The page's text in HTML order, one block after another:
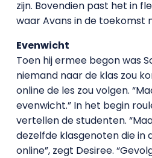
zijn. Bovendien past het in
waar Avans in de toekomst
Evenwicht
Toen hij ermee begon was
niemand naar de klas zou
online de les zou volgen.
evenwicht.” In het begin
vertellen de studenten.
dezelfde klasgenoten die in
online”, zegt Desiree.